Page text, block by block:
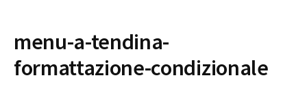
menu-a-tendina-
formattazione-condizionale